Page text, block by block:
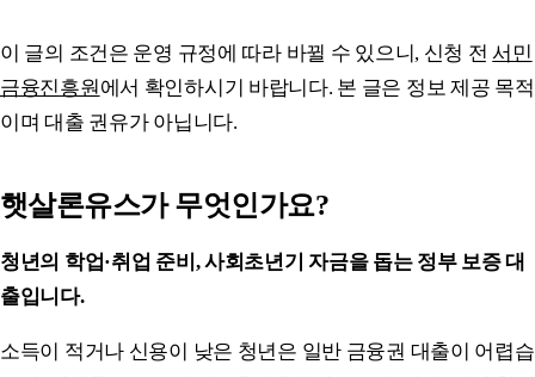
이 글의 조건은 운영 규정에 따라 바뀔 수 있으니, 신청 전 서민
금융진흥원 에서 확인하시기 바랍니다. 본 글은 정보 제공 목적
이며 대출 권유가 아닙니다.
햇살론유스가 무엇인가요?
청년의 학업·취업 준비, 사회초년기 자금을 돕는 정부 보증 대
출입니다.
소득이 적거나 신용이 낮은 청년은 일반 금융권 대출이 어렵습